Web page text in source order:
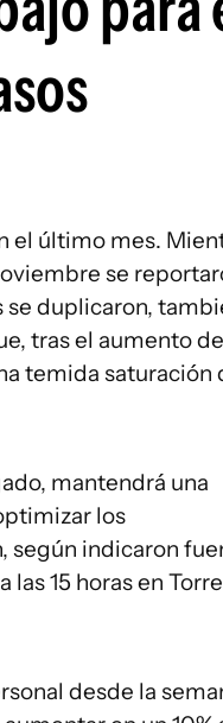
el último mes.
se
duplicaron,
tras el aumento de
temida saturación
mantendrá una
los
según indicaron
15 horas en Torre
desde la